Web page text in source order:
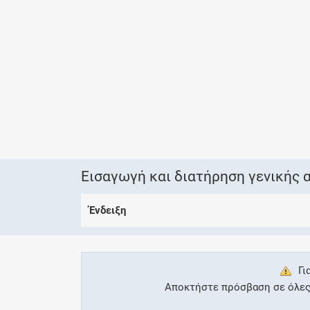
Εισαγωγή και διατήρηση γενικής
Ένδειξη
Αποκτήστε πρόσβαση σε όλες